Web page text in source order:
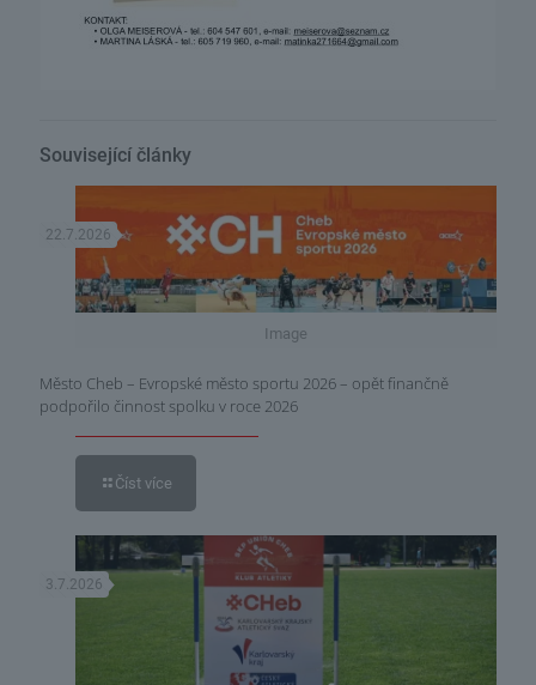
Související články
Image
22.7.2026
Město Cheb – Evropské město sportu 2026 – opět finančně
podpořilo činnost spolku v roce 2026
Číst více
3.7.2026